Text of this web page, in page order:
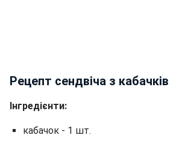
Рецепт сендвіча з кабачків
Інгредієнти:
кабачок - 1 шт.